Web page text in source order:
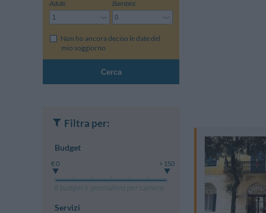
Adulti: Bambini:
Non ho ancora deciso le date del
mio soggiorno
Cerca
Filtra per:
Budget
€ 0 > 150
Il budget è giornaliero per camera
Servizi